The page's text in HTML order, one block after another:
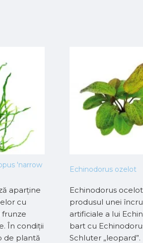
'narrow
aparține
cu
frunze
În condiții
de plantă
Echinodorus ozelot
Echinodorus
produsul unei
artificiale a lui
bart cu
Schluter „leopard”.